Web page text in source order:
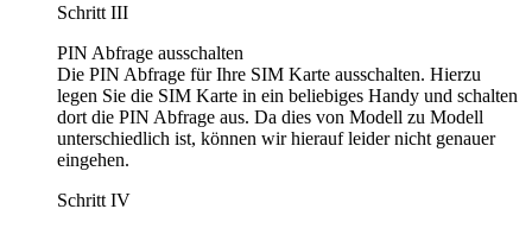
Schritt III
PIN Abfrage ausschalten
Die PIN Abfrage für Ihre SIM Karte ausschalten. Hierzu
legen Sie die SIM Karte in ein beliebiges Handy und schalten
dort die PIN Abfrage aus. Da dies von Modell zu Modell
unterschiedlich ist, können wir hierauf leider nicht genauer
eingehen.
Schritt IV